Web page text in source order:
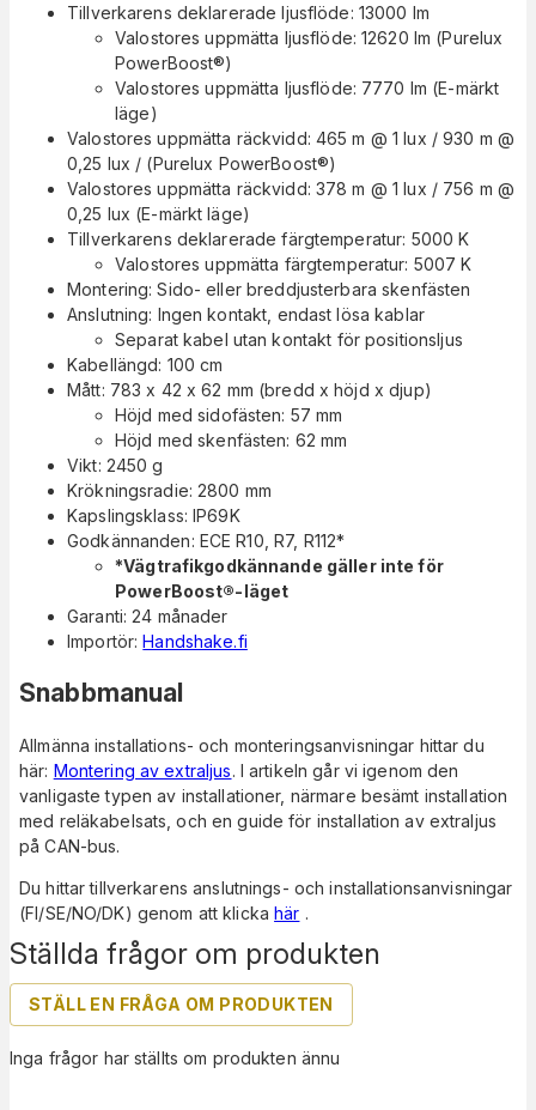
Ställda frågor om produkten
STÄLL EN FRÅGA OM PRODUKTEN
Inga frågor har ställts om produkten ännu
Tillverkarens deklarerade ljusflöde: 13000 lm
Valostores uppmätta ljusflöde: 12620 lm (Purelux
PowerBoost®)
Valostores uppmätta ljusflöde: 7770 lm (E-märkt
läge)
Valostores uppmätta räckvidd: 465 m @ 1 lux / 930 m @
0,25 lux / (Purelux PowerBoost®)
Valostores uppmätta räckvidd: 378 m @ 1 lux / 756 m @
0,25 lux (E-märkt läge)
Tillverkarens deklarerade färgtemperatur: 5000 K
Valostores uppmätta färgtemperatur: 5007 K
Montering: Sido- eller breddjusterbara skenfästen
Anslutning: Ingen kontakt, endast lösa kablar
Separat kabel utan kontakt för positionsljus
Kabellängd: 100 cm
Mått: 783 x 42 x 62 mm (bredd x höjd x djup)
Höjd med sidofästen: 57 mm
Höjd med skenfästen: 62 mm
Vikt: 2450 g
Krökningsradie: 2800 mm
Kapslingsklass: IP69K
Godkännanden: ECE R10, R7, R112*
*Vägtrafikgodkännande gäller inte för
PowerBoost®-läget
Garanti: 24 månader
Importör:Handshake.fi
Snabbmanual
Allmänna installations- och monteringsanvisningar hittar du
här: Montering av extraljus. I artikeln går vi igenom den
vanligaste typen av installationer, närmare besämt installation
med reläkabelsats, och en guide för installation av extraljus
på CAN-bus.
Du hittar tillverkarens anslutnings- och installationsanvisningar
(FI/SE/NO/DK) genom att klickahär .